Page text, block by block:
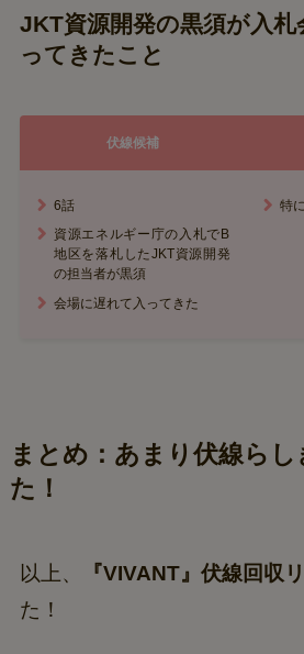
JKT資源開発の黒須が入札
ってきたこと
伏線候補
6話
資源エネルギー庁の入札でB
地区を落札したJKT資源開発
の担当者が黒須
会場に遅れて入ってきた
特
まとめ：あまり伏線ら
た！
以上、 『VIVANT』伏線回収
た！